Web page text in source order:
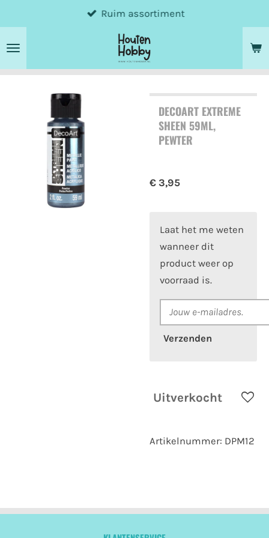
direct
naar
Ruim assortiment
DECOART EXTREME
SHEEN 59ML,
PEWTER
€ 3,95
Laat het me weten
wanneer dit
product weer op
voorraad is.
Verzenden
Uitverkocht
Artikelnummer: DPM12